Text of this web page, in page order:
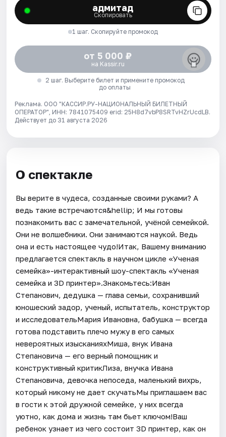
адмитад
Скопировать
1 шаг. Скопируйте промокод
от 5 000 ₽
на Kassir.ru
2 шаг. Выберите билет и примените промокод
до оплаты
Реклама. ООО "КАССИР.РУ-НАЦИОНАЛЬНЫЙ БИЛЕТНЫЙ
ОПЕРАТОР", ИНН: 7841075409 erid: 25H8d7vbP8SRTvHZrUcdLB.
Действует до 31 августа 2026
О спектакле
Вы верите в чудеса, созданные своими руками? А
ведь такие встречаются&hellip; И мы готовы
познакомить вас с замечательной, учёной семейкой.
Они не волшебники. Они занимаются наукой. Ведь
она и есть настоящее чудо!Итак, Вашему вниманию
предлагается спектакль в научном цикле «Ученая
семейка»-интерактивный шоу-спектакль «Ученая
семейка и 3D принтер».Знакомьтесь:Иван
Степанович, дедушка — глава семьи, сохранивший
юношеский задор, ученый, испытатель, конструктор
и исследовательМария Ивановна, бабушка — всегда
готова подставить плечо мужу в его самых
невероятных изысканияхМиша, внук Ивана
Степановича — его верный помощник и
конструктивный критикЛиза, внучка Ивана
Степановича, девочка непоседа, маленький вихрь,
который никому не дает скучатьМы приглашаем вас
в гости к этой дружной семейке, у них всегда
уютно, как дома и жизнь там бьет ключом!Ваш
ребенок узнает из чего состоит 3D принтер, как он